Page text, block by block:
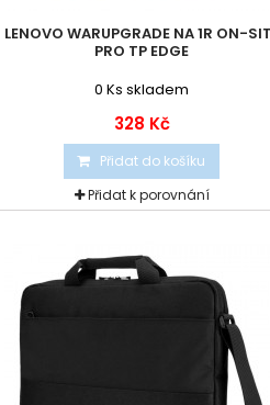
LENOVO WARUPGRADE NA 1R ON-
PRO TP EDGE
0 Ks skladem
328 Kč
Přidat do košíku
Přidat k porovnání